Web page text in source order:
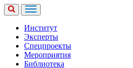
Институт
Эксперты
Спецпроекты
Мероприятия
Библиотека